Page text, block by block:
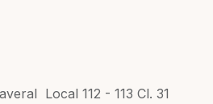
Local 112 - 113 Cl. 31